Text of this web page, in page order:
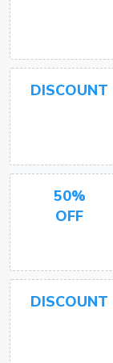
DISCOUNT
50%
OFF
DISCOUNT